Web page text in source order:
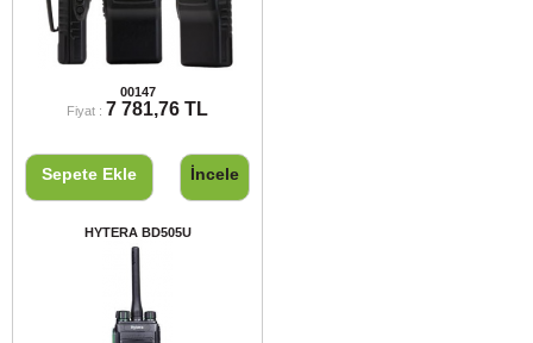
00147
Fiyat : 7 781,76 TL
Sepete Ekle İncele
HYTERA BD505U